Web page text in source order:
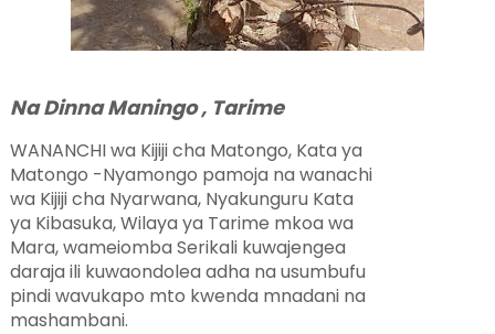
Na Dinna Maningo , Tarime
WANANCHI wa Kijiji cha Matongo, Kata ya
Matongo -Nyamongo pamoja na wanachi
wa Kijiji cha Nyarwana, Nyakunguru Kata
ya Kibasuka, Wilaya ya Tarime mkoa wa
Mara, wameiomba Serikali kuwajengea
daraja ili kuwaondolea adha na usumbufu
pindi wavukapo mto kwenda mnadani na
mashambani.